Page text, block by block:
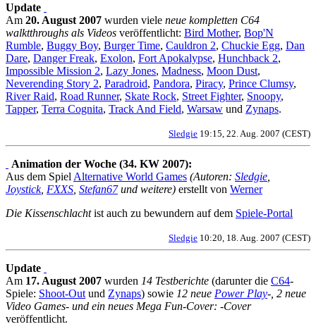
Update
Am 20. August 2007 wurden viele neue kompletten C64
walktthroughs als Videos veröffentlicht: Bird Mother, Bop'N
Rumble, Buggy Boy, Burger Time, Cauldron 2, Chuckie Egg, Dan
Dare, Danger Freak, Exolon, Fort Apokalypse, Hunchback 2,
Impossible Mission 2, Lazy Jones, Madness, Moon Dust,
Neverending Story 2, Paradroid, Pandora, Piracy, Prince Clumsy,
River Raid, Road Runner, Skate Rock, Street Fighter, Snoopy,
Tapper, Terra Cognita, Track And Field, Warsaw und Zynaps.
Sledgie 19:15, 22. Aug. 2007 (CEST)
Animation der Woche (34. KW 2007):
Aus dem Spiel Alternative World Games (Autoren: Sledgie
Joystick, FXXS Stefan67und weitere) erstellt von Werner
Die Kissenschlachtist auch zu bewundern auf dem Spiele-Portal
Sledgie 10:20, 18. Aug. 2007 (CEST)
Update
Am 17. August 2007 wurden 14 Testberichte (darunter die C64-
Spiele: Shoot-Out und Zynaps) sowie 12 neue Power Play-, 2 neue
Video Games- und ein neues Mega Fun-Cover: -Cover
veröffentlicht.